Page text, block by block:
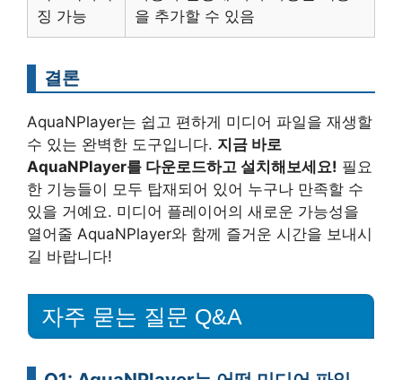
징 가능
을 추가할 수 있음
결론
AquaNPlayer는 쉽고 편하게 미디어 파일을 재생할
수 있는 완벽한 도구입니다. 지금 바로
AquaNPlayer를 다운로드하고 설치해보세요! 필요
한 기능들이 모두 탑재되어 있어 누구나 만족할 수
있을 거예요. 미디어 플레이어의 새로운 가능성을
열어줄 AquaNPlayer와 함께 즐거운 시간을 보내시
길 바랍니다!
자주 묻는 질문 Q&A